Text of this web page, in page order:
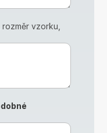
rozměr vzorku,